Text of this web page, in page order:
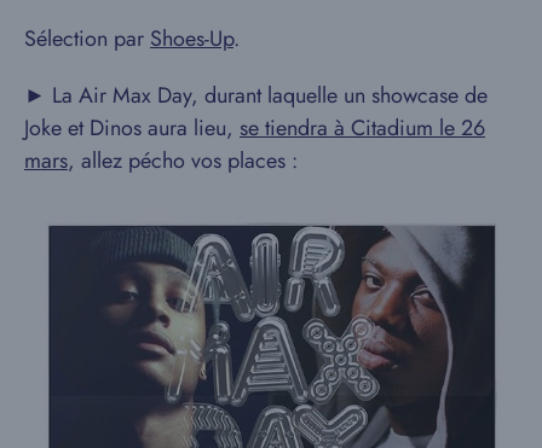
Sélection parShoes-Up.
► La Air Max Day, durant laquelle un showcase de
Joke et Dinos aura lieu, se tiendra à Citadium le 26
mars, allez pécho vos places :